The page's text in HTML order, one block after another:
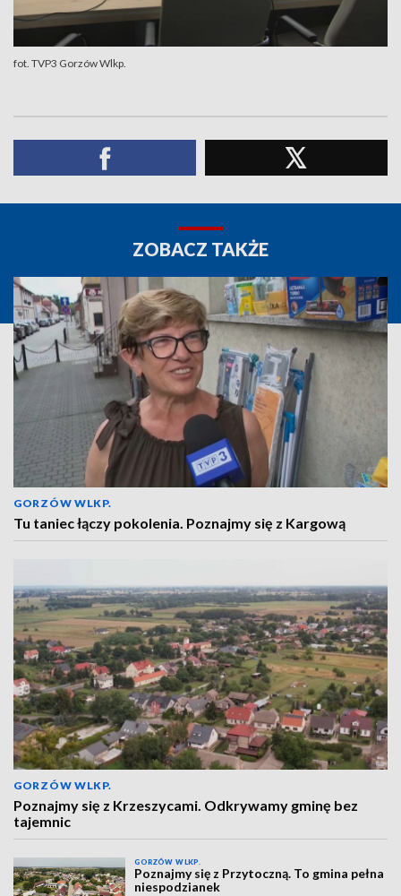
fot. TVP3 Gorzów Wlkp.
ZOBACZ TAKŻE
GORZÓW WLKP.
Tu taniec łączy pokolenia. Poznajmy się z Kargową
GORZÓW WLKP.
Poznajmy się z Krzeszycami. Odkrywamy gminę bez
tajemnic
GORZÓW WLKP.
Poznajmy się z Przytoczną. To gmina pełna
niespodzianek